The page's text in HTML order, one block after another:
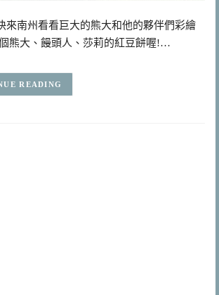
來南州看看巨大的熊大和他的夥伴們彩繪
熊大、饅頭人、莎莉的紅豆餅喔!…
READING